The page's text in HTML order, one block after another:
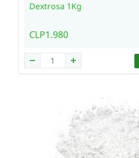
Dextrosa 1Kg
CLP1.980